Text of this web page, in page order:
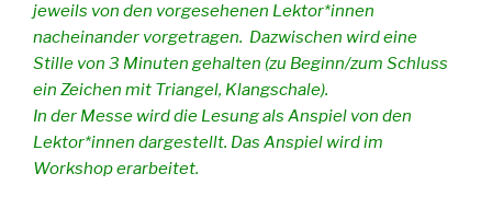
jeweils von den vorgesehenen Lektor*innen
nacheinander vorgetragen. Dazwischen wird eine
Stille von 3 Minuten gehalten (zu Beginn/zum Schluss
ein Zeichen mit Triangel, Klangschale).
In der Messe wird die Lesung als Anspiel von den
Lektor*innen dargestellt. Das Anspiel wird im
Workshop erarbeitet.